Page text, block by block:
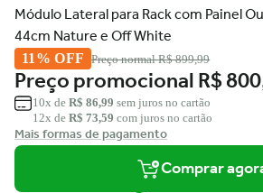
Módulo Lateral para Rack com Painel
44cm Nature e Off White
11% OFF Preço normalR$ 899,99
Preço promocionalR$
10x de R$ 86,99 sem juros no cartão
12x de R$ 73,59 com juros no cartão
Mais formas de pagamento
Comprar